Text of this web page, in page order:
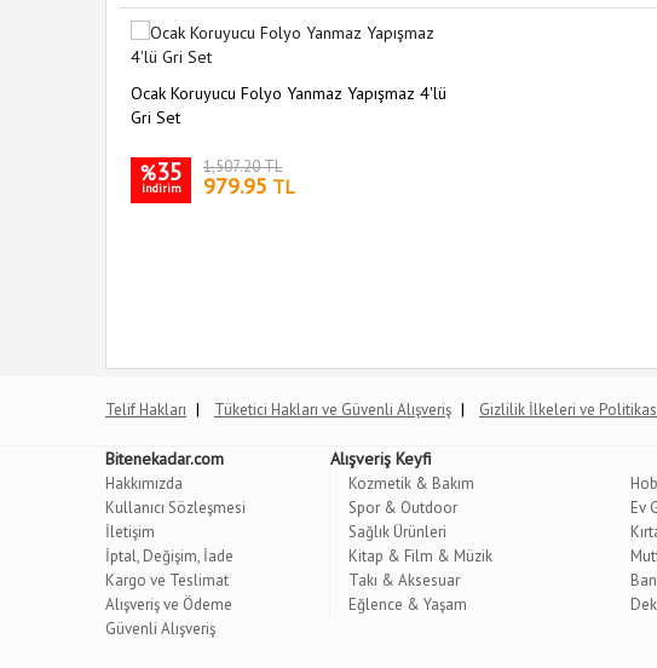
Ocak Koruyucu Folyo Yanmaz Yapışmaz 4'lü
Gri Set
%35
indirim
1,507.20 TL
979.95 TL
Telif Hakları | Tüketici Hakları ve Güvenli Alışveriş | Gizlilik İlkeleri ve
Bitenekadar.com
Hakkımızda
Kullanıcı Sözleşmesi
İletişim
İptal, Değişim, İade
Kargo ve Teslimat
Alışveriş ve Ödeme
Güvenli Alışveriş
Alışveriş Keyfi
Kozmetik & Bakım
Spor & Outdoor
Sağlık Ürünleri
Kitap & Film & Müzik
Takı & Aksesuar
Eğlence & Yaşam
Ev